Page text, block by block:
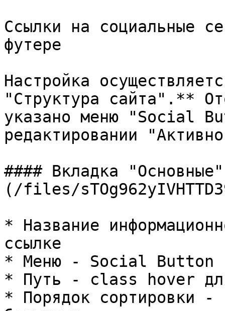
Ссылки на социальные
футере
Настройка
"Структура сайта".**
указано меню "Social
редактировании
#### Вкладка
(/files/
* Название
ссылке
* Меню - Social Button
* Путь - class hover
* Порядок сортировки -